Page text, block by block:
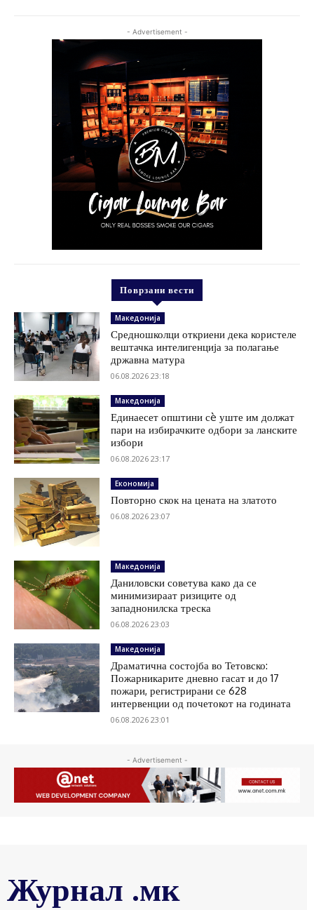
- Advertisement -
Поврзани вести
Македонија
Средношколци откриени дека користеле
вештачка интелигенција за полагање
државна матура
06.08.2026 23:18
Македонија
Единаесет општини сè уште им должат
пари на избирачките одбори за ланските
избори
06.08.2026 23:17
Економија
Повторно скок на цената на златото
06.08.2026 23:07
Македонија
Даниловски советува како да се
минимизираат ризиците од
западнонилска треска
06.08.2026 23:03
Македонија
Драматична состојба во Тетовско:
Пожарникарите дневно гасат и до 17
пожари, регистрирани се 628
интервенции од почетокот на годината
06.08.2026 23:01
- Advertisement -
Журнал .мк